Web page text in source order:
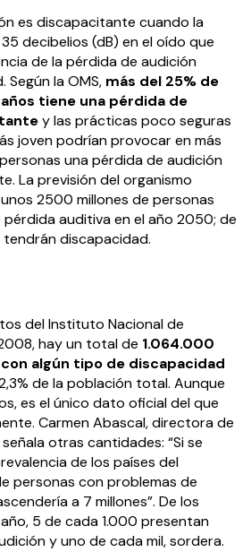
es discapacitante cuando la
decibelios (dB) en el oído que
de la pérdida de audición
Según la OMS, más del 25% de
tiene una pérdida de
y las prácticas poco seguras
joven podrían provocar en más
una pérdida de audición
La previsión del organismo
2500 millones de personas
auditiva en el año 2050; de
discapacidad.
del Instituto Nacional de
hay un total de 1.064.000
algún tipo de discapacidad
de la población total. Aunque
es el único dato oficial del que
Carmen Abascal, directora de
otras cantidades: “Si se
de los países del
personas con problemas de
a 7 millones”. De los
5 de cada 1.000 presentan
y uno de cada mil, sordera.